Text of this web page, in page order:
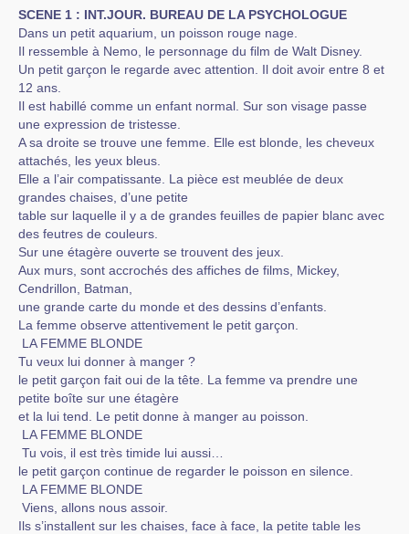
SCENE 1 : INT.JOUR. BUREAU DE LA PSYCHOLOGUE
Dans un petit aquarium, un poisson rouge nage.
Il ressemble à Nemo, le personnage du film de Walt Disney.
Un petit garçon le regarde avec attention. Il doit avoir entre 8 et
12 ans.
Il est habillé comme un enfant normal. Sur son visage passe
une expression de tristesse.
A sa droite se trouve une femme. Elle est blonde, les cheveux
attachés, les yeux bleus.
Elle a l’air compatissante. La pièce est meublée de deux
grandes chaises, d’une petite
table sur laquelle il y a de grandes feuilles de papier blanc avec
des feutres de couleurs.
Sur une étagère ouverte se trouvent des jeux.
Aux murs, sont accrochés des affiches de films, Mickey,
Cendrillon, Batman,
une grande carte du monde et des dessins d’enfants.
La femme observe attentivement le petit garçon.
LA FEMME BLONDE
Tu veux lui donner à manger ?
le petit garçon fait oui de la tête. La femme va prendre une
petite boîte sur une étagère
et la lui tend. Le petit donne à manger au poisson.
LA FEMME BLONDE
Tu vois, il est très timide lui aussi…
le petit garçon continue de regarder le poisson en silence.
LA FEMME BLONDE
Viens, allons nous assoir.
Ils s’installent sur les chaises, face à face, la petite table les